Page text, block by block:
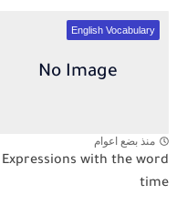
English Vocabulary
منذ بضع اعوام
Expressions with the word
time